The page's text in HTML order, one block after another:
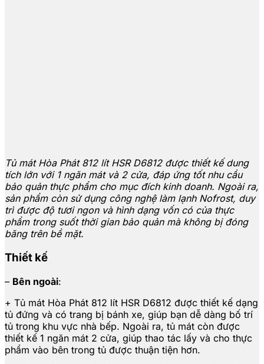
Tủ mát Hòa Phát 812 lít HSR D6812 được thiết kế dung
tích lớn với 1 ngăn mát và 2 cửa, đáp ứng tốt nhu cầu
bảo quản thực phẩm cho mục đích kinh doanh. Ngoài ra,
sản phẩm còn sử dụng công nghệ làm lạnh Nofrost, duy
trì được độ tươi ngon và hình dạng vốn có của thực
phẩm trong suốt thời gian bảo quản mà không bị đóng
băng trên bề mặt.
Thiết kế
– Bên ngoài:
+ Tủ mát Hòa Phát 812 lít HSR D6812 được thiết kế dạng
tủ đứng và có trang bị bánh xe, giúp bạn dễ dàng bố trí
tủ trong khu vực nhà bếp. Ngoài ra, tủ mát còn được
thiết kế 1 ngăn mát 2 cửa, giúp thao tác lấy và cho thực
phẩm vào bên trong tủ được thuận tiện hơn.